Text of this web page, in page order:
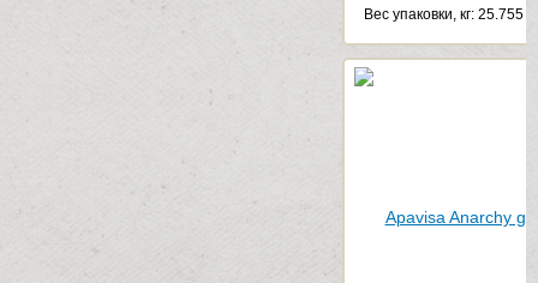
Веc упаковки, кг: 25.755